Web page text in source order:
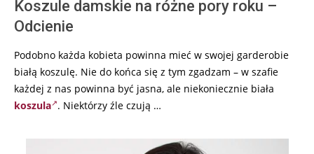
Koszule damskie na różne pory roku –
Odcienie
Podobno każda kobieta powinna mieć w swojej garderobie
białą koszulę. Nie do końca się z tym zgadzam – w szafie
każdej z nas powinna być jasna, ale niekoniecznie biała
koszula . Niektórzy źle czują …